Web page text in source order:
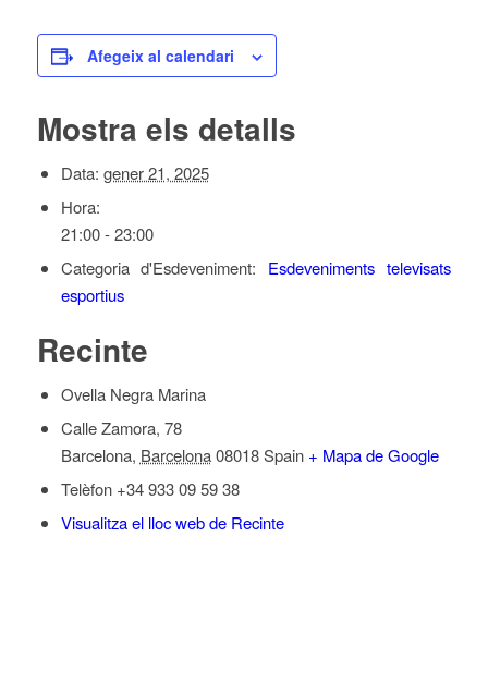
Afegeix al calendari
Mostra els detalls
Data: gener 21, 2025
Hora:
21:00 - 23:00
Categoria d'Esdeveniment:
Esdeveniments televisats
esportius
Recinte
Ovella Negra Marina
Calle Zamora, 78
Barcelona, Barcelona 08018 Spain + Mapa de Google
Telèfon +34 933 09 59 38
Visualitza el lloc web de Recinte